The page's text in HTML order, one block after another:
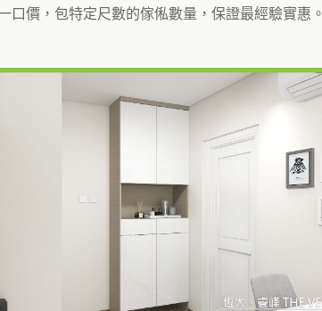
價，包特定尺數的傢俬數量，保證最經驗實惠。